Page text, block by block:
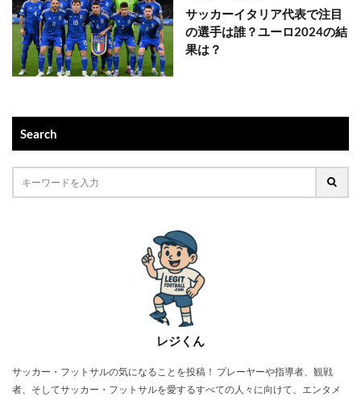
サッカーイタリア代表で注目
の選手は誰？ユーロ2024の結
果は？
Search
レジくん
サッカー・フットサルの気になることを投稿！ プレーヤーや指導者、観戦
者、そしてサッカー・フットサルを愛するすべての人々に向けて、エンタメ